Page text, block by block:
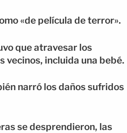
«de película de terror».
que atravesar los
vecinos, incluida una bebé.
narró los daños sufridos
se desprendieron, las